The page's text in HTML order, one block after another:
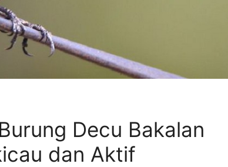
Decu Bakalan
dan Aktif